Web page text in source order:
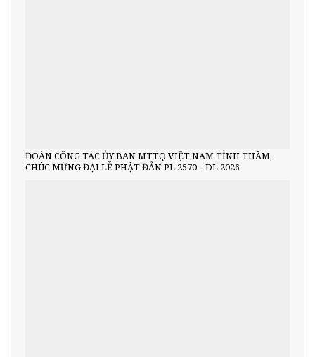
ĐOÀN CÔNG TÁC ỦY BAN MTTQ VIỆT NAM TỈNH THĂM,
CHÚC MỪNG ĐẠI LỄ PHẬT ĐẢN PL.2570 – DL.2026